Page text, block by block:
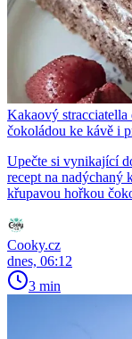
Kakaový stracciatella
čokoládou ke kávě i
Upečte si vynikající
recept na nadýchaný
křupavou hořkou
Cooky.cz
dnes, 06:12
3 min